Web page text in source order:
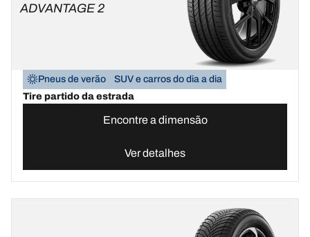
ADVANTAGE 2
Pneus de verão
SUV e carros do dia a dia
Tire partido da estrada
Encontre a dimensão
Ver detalhes